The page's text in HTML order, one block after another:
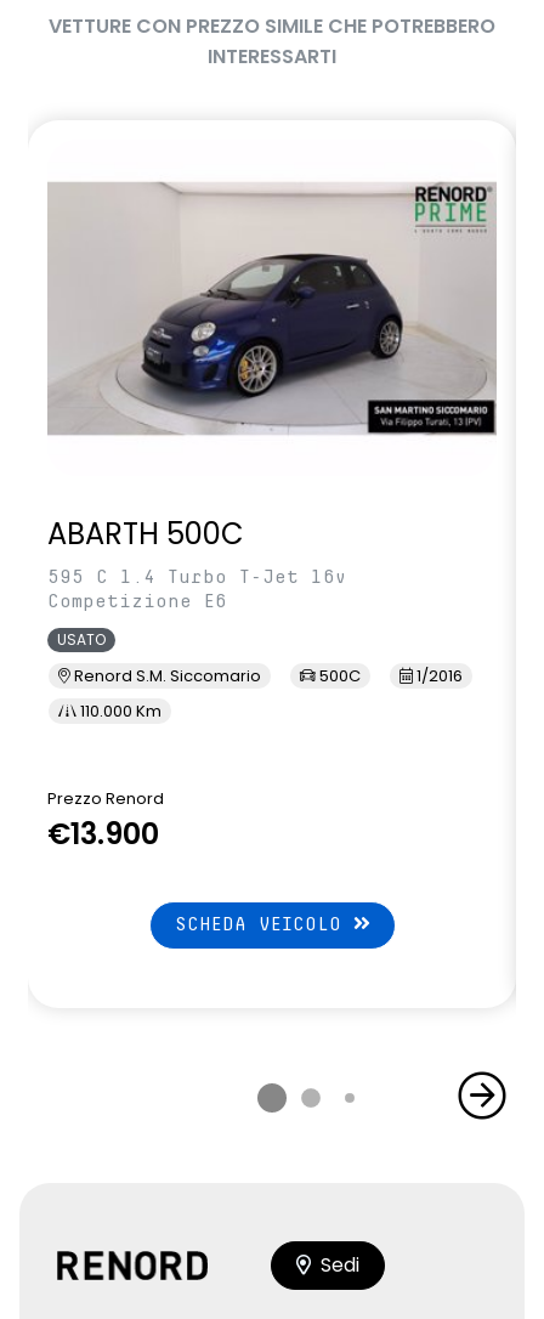
VETTURE CON PREZZO SIMILE CHE POTREBBERO
INTERESSARTI
ABARTH 500C
595 C 1.4 Turbo T-Jet 16v
Competizione E6
USATO
Renord S.M. Siccomario 500C
1/2016
110.000 Km
Prezzo Renord
€13.900
SCHEDA VEICOLO
Sedi